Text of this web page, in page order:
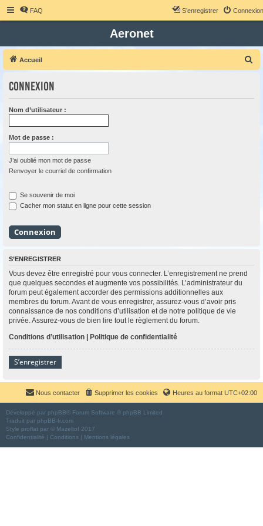
FAQ Connexion
S’enregistrer
Aeronet
Accueil
Connexion
Nom d’utilisateur :
Mot de passe :
J’ai oublié mon mot de passe
Renvoyer le courriel de confirmation
Se souvenir de moi
Cacher mon statut en ligne pour cette session
S’ENREGISTRER
Vous devez être enregistré pour vous connecter. L’enregistrement ne prend
que quelques secondes et augmente vos possibilités. L’administrateur du
forum peut également accorder des permissions additionnelles aux
membres du forum. Avant de vous enregistrer, assurez-vous d’avoir pris
connaissance de nos conditions d’utilisation et de notre politique de vie
privée. Assurez-vous de bien lire tout le règlement du forum.
Conditions d’utilisation | Politique de confidentialité
S’enregistrer
Heures au format UTC+02:00
Supprimer les cookies
Nous contacter
Développé par phpBB® Forum Software © phpBB Limited
Traduit par phpBB-fr.com
Style proflat par © Mazeltof 2017
Confidentialité | Conditions | Mentions légales